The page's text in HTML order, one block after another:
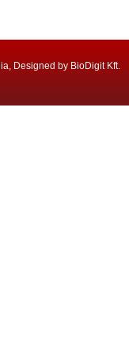
Designed by BioDigit Kft.